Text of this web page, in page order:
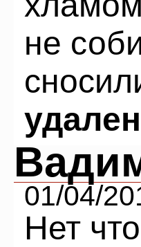
не
01/04/
Нет